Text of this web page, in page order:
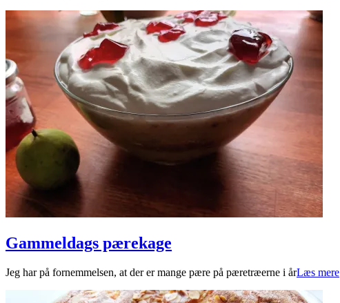
15
Gammeldags pærekage
2023-
Jeg har på fornemmelsen, at der er mange pære på pæretræerne i årLæs mere